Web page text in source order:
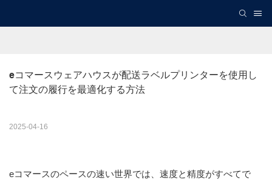
eコマースウェアハウスが配送ラベルプリンターを使用し
て注文の履行を最適化する方法
2025-04-16
eコマースのペースの速い世界では、速度と精度がすべてで